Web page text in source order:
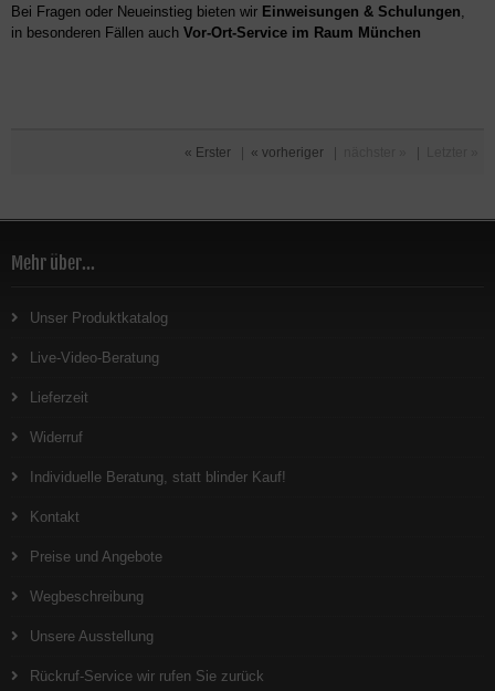
Bei Fragen oder Neueinstieg bieten wir Einweisungen & Schulungen,
in besonderen Fällen auch Vor-Ort-Service im Raum München
« Erster « vorheriger
Mehr über...
Unser Produktkatalog
Live-Video-Beratung
Lieferzeit
Widerruf
Individuelle Beratung, statt blinder Kauf!
Kontakt
Preise und Angebote
Wegbeschreibung
Unsere Ausstellung
Rückruf-Service wir rufen Sie zurück